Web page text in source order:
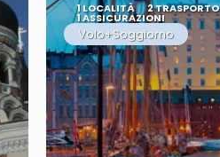
1 LOCALITÀ 2 TRASPORTO
1 ASSICURAZIONI
Volo+Soggiorno